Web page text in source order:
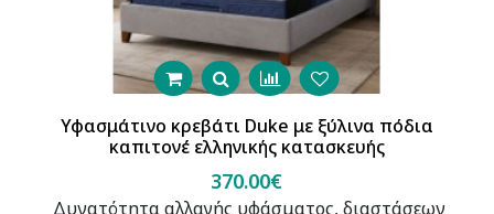
Υφασμάτινο κρεβάτι Duke με ξύλινα πόδια
καπιτονέ ελληνικής κατασκευής
370.00€
Δυνατότητα αλλαγής υφάσματος, διαστάσεων